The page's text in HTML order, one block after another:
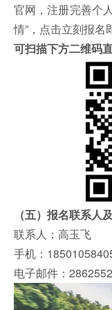
官网，注册完善个
情”，点击立刻报名
可扫描下方二维码
（五）报名联系人
联系人：高玉飞
手机：
电子邮件：